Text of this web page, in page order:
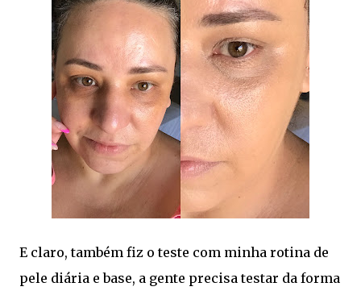
E claro, também fiz o teste com minha rotina de
pele diária e base, a gente precisa testar da forma